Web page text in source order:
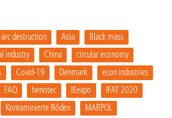
destruction Asia
Black mass
industry China
circular economy
Covid-19 Denmark
econ industries
FAQ henotec IEexpo
IFAT 2020
Kontaminierte Böden
MARPOL